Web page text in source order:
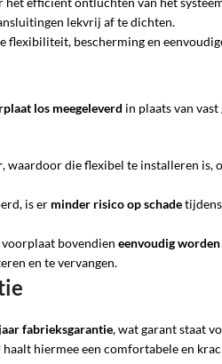
lekvrij af te dichten.
flexibiliteit, bescherming en
los meegeleverd in plaats van
, waardoor die flexibel te installeren is,
is er minder risico op schade
bovendien eenvoudig
en te vervangen.
fabrieksgarantie, wat garant staat
hiermee een comfortabele en